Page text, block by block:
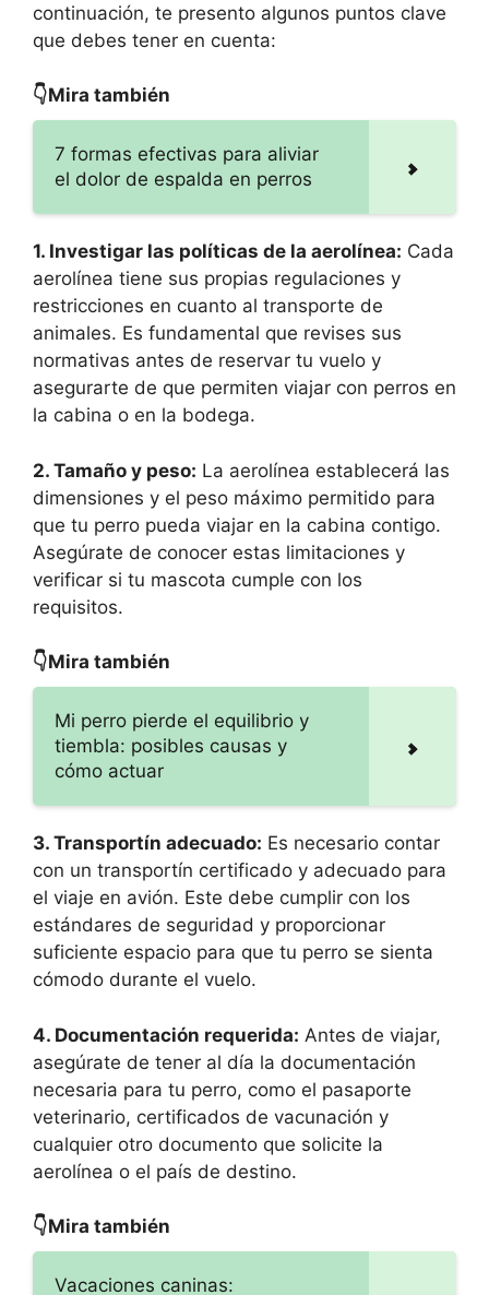
continuación, te presento algunos puntos clave
que debes tener en cuenta:
👇Mira también
7 formas efectivas para aliviar
el dolor de espalda en perros
1. Investigar las políticas de la aerolínea: Cada
aerolínea tiene sus propias regulaciones y
restricciones en cuanto al transporte de
animales. Es fundamental que revises sus
normativas antes de reservar tu vuelo y
asegurarte de que permiten viajar con perros en
la cabina o en la bodega.
2. Tamaño y peso: La aerolínea establecerá las
dimensiones y el peso máximo permitido para
que tu perro pueda viajar en la cabina contigo.
Asegúrate de conocer estas limitaciones y
verificar si tu mascota cumple con los
requisitos.
👇Mira también
Mi perro pierde el equilibrio y
tiembla: posibles causas y
cómo actuar
3. Transportín adecuado: Es necesario contar
con un transportín certificado y adecuado para
el viaje en avión. Este debe cumplir con los
estándares de seguridad y proporcionar
suficiente espacio para que tu perro se sienta
cómodo durante el vuelo.
4. Documentación requerida: Antes de viajar,
asegúrate de tener al día la documentación
necesaria para tu perro, como el pasaporte
veterinario, certificados de vacunación y
cualquier otro documento que solicite la
aerolínea o el país de destino.
👇Mira también
Vacaciones caninas: